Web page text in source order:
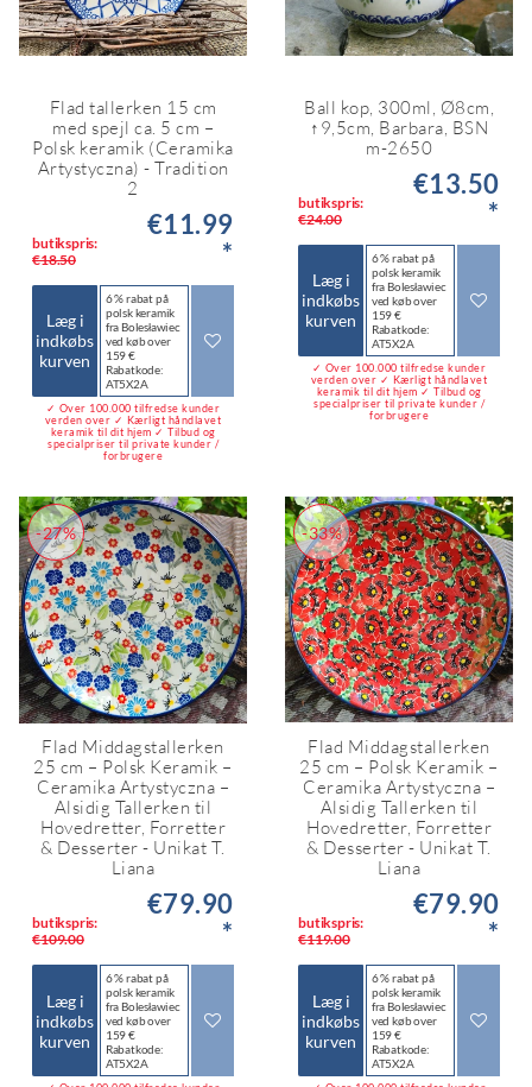
Flad tallerken 15 cm
med spejl ca. 5 cm –
Polsk keramik (Ceramika
Artystyczna) - Tradition
2
butikspris:
€18.50
€11.99
*
Læg i
indkøbs
kurven
6 % rabat på
polsk keramik
fra Bolesławiec
ved køb over
159 €
Rabatkode:
AT5X2A
✓ Over 100.000 tilfredse kunder
verden over ✓ Kærligt håndlavet
keramik til dit hjem ✓ Tilbud og
specialpriser til private kunder /
forbrugere
Ball kop, 300ml, Ø8cm,
↑9,5cm, Barbara, BSN
m-2650
butikspris:
€24.00
€13.50
*
Læg i
indkøbs
kurven
6 % rabat på
polsk keramik
fra Bolesławiec
ved køb over
159 €
Rabatkode:
AT5X2A
✓ Over 100.000 tilfredse kunder
verden over ✓ Kærligt håndlavet
keramik til dit hjem ✓ Tilbud og
specialpriser til private kunder /
forbrugere
-27%
Flad Middagstallerken
25 cm – Polsk Keramik –
Ceramika Artystyczna –
Alsidig Tallerken til
Hovedretter, Forretter
& Desserter - Unikat T.
Liana
butikspris:
€109.00
€79.90
*
Læg i
indkøbs
kurven
6 % rabat på
polsk keramik
fra Bolesławiec
ved køb over
159 €
Rabatkode:
AT5X2A
-33%
Flad Middagstallerken
25 cm – Polsk Keramik –
Ceramika Artystyczna –
Alsidig Tallerken til
Hovedretter, Forretter
& Desserter - Unikat T.
Liana
butikspris:
€119.00
€79.90
*
Læg i
indkøbs
kurven
6 % rabat på
polsk keramik
fra Bolesławiec
ved køb over
159 €
Rabatkode:
AT5X2A